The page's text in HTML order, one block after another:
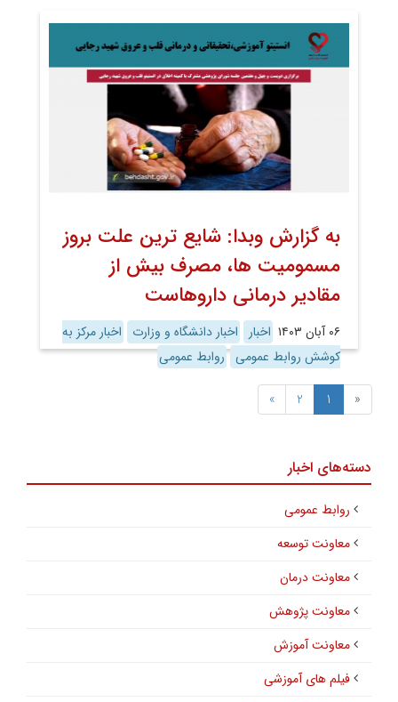
به گزارش وبدا: شایع ترین علت بروز
مسمومیت ها، مصرف بیش از
مقادیر درمانی داروهاست
۰۶ آبان ۱۴۰۳ اخبار اخبار دانشگاه و وزارت
اخبار مرکز به
کوشش روابط عمومی روابط عمومی
«
1
2
»
دسته‌های اخبار
روابط عمومی
معاونت توسعه
معاونت درمان
معاونت پژوهش
معاونت آموزش
فیلم های آموزشی